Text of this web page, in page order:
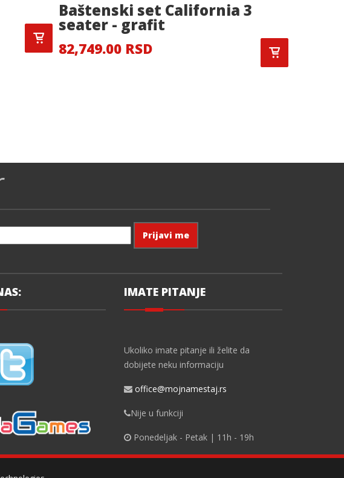
Baštenski set California 3
seater - grafit
82,749.00 RSD
IMATE PITANJE
Ukoliko imate pitanje ili želite da
dobijete neku informaciju
office@mojnamestaj.rs
Nije u funkciji
Ponedeljak - Petak | 11h - 19h